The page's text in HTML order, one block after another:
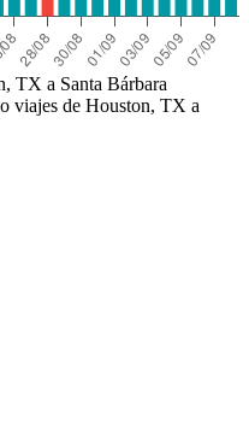
TX a Santa Bárbara
viajes de Houston, TX a